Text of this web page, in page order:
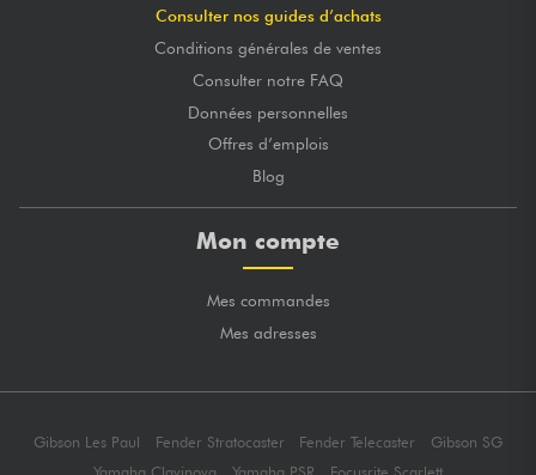
Consulter nos guides d’achats
Conditions générales de ventes
Consulter notre FAQ
Données personnelles
Offres d’emplois
Blog
Mon compte
Mes commandes
Mes adresses
Gibson Les Paul Fender Stratocaster Fender Telecaster
Gibson SG